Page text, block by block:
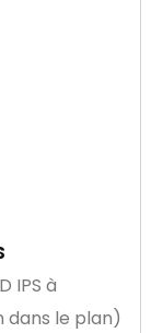
IPS à
dans le plan)